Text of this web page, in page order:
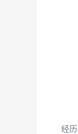
经